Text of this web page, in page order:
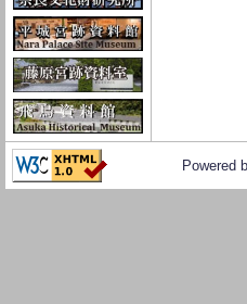
Powered